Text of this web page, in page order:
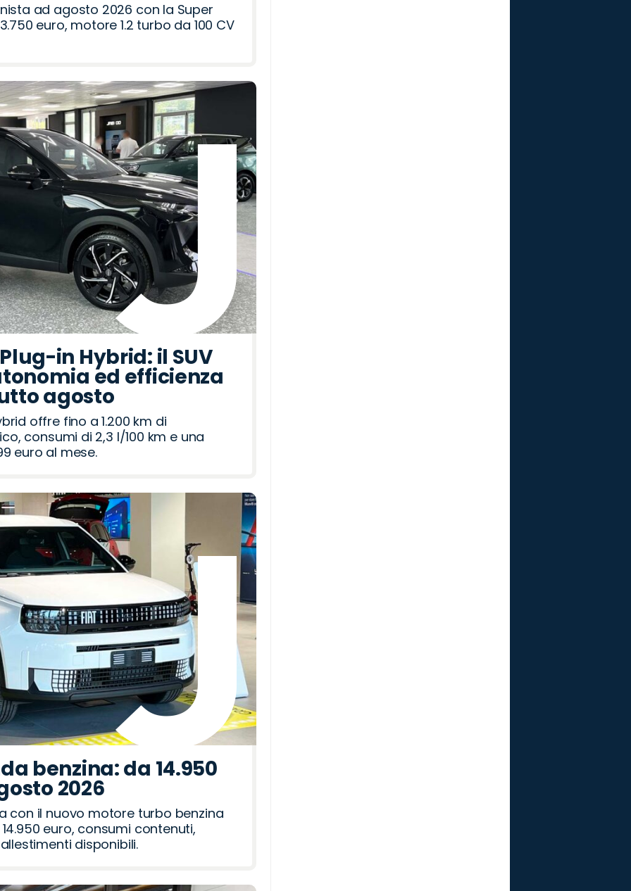
ad agosto 2026 con la Super
euro, motore 1.2 turbo da 100 CV
in Hybrid: il SUV
ed efficienza
agosto
offre fino a 1.200 km di
consumi di 2,3 l/100 km e una
euro al mese.
benzina: da 14.950
2026
con il nuovo motore turbo benzina
euro, consumi contenuti,
disponibili.